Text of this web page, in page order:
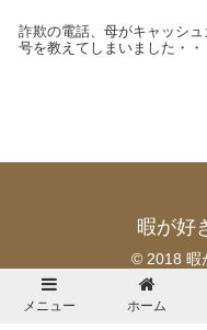
詐欺の電話、母がキャッシ
号を教えてしまいました・・
暇が好
© 2018 暇
メニュー ホーム